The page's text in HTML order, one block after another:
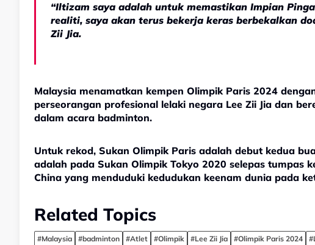
“Iltizam saya adalah untuk memastikan Impian
realiti, saya akan terus bekerja keras berbekalkan
Zii Jia.
Malaysia menamatkan kempen Olimpik Paris 2024
perseorangan profesional lelaki negara Lee Zii Jia dan
dalam acara badminton.
Untuk rekod, Sukan Olimpik Paris adalah debut kedua
adalah pada Sukan Olimpik Tokyo 2020 selepas tumpas
China yang menduduki kedudukan keenam dunia pada
Related Topics
#Malaysia #badminton #Atlet #Olimpik #Lee Zii Jia #Olimpik Paris 2024